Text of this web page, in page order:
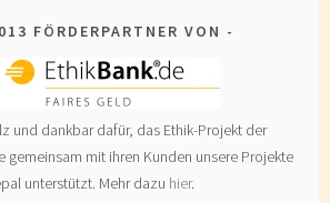
FÖRDERPARTNER VON
und dankbar dafür, das Ethik-Projekt der
gemeinsam mit ihren Kunden unsere Projekte
unterstützt. Mehr dazu hier.